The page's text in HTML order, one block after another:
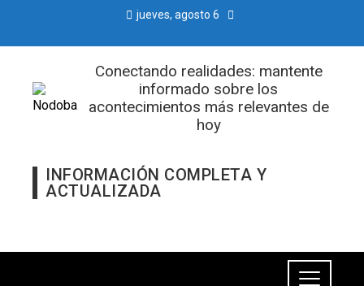
jueves, agosto 6
Conectando realidades: mantente
informado sobre los
acontecimientos más relevantes de
hoy
INFORMACIÓN COMPLETA Y
ACTUALIZADA